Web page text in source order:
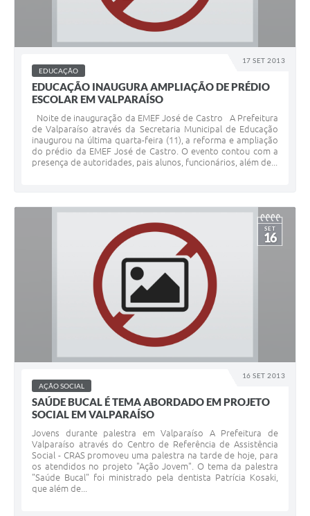
17 SET 2013
EDUCAÇÃO
EDUCAÇÃO INAUGURA AMPLIAÇÃO DE PRÉDIO
ESCOLAR EM VALPARAÍSO
Noite de inauguração da EMEF José de Castro A Prefeitura
de Valparaíso através da Secretaria Municipal de Educação
inaugurou na última quarta-feira (11), a reforma e ampliação
do prédio da EMEF José de Castro. O evento contou com a
presença de autoridades, pais alunos, funcionários, além de...
16 SET 2013
SET
16
AÇÃO SOCIAL
SAÚDE BUCAL É TEMA ABORDADO EM PROJETO
SOCIAL EM VALPARAÍSO
Jovens durante palestra em Valparaíso A Prefeitura de
Valparaíso através do Centro de Referência de Assistência
Social - CRAS promoveu uma palestra na tarde de hoje, para
os atendidos no projeto "Ação Jovem". O tema da palestra
"Saúde Bucal" foi ministrado pela dentista Patrícia Kosaki,
que além de...